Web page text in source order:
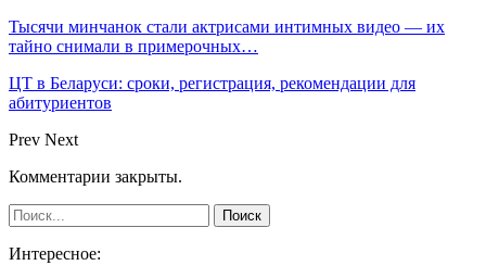
Тысячи минчанок стали актрисами интимных видео — их
тайно снимали в примерочных…
ЦТ в Беларуси: сроки, регистрация, рекомендации для
абитуриентов
Prev Next
Комментарии закрыты.
Интересное: